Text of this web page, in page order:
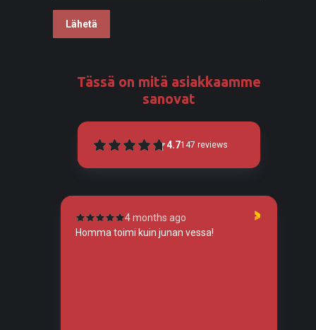
Tässä on mitä asiakkaamme
sanovat
4.7147 reviews
4 months ago
Homma toimi kuin junan vessa!